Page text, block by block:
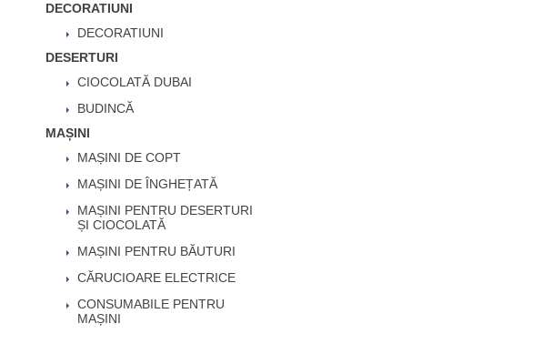
DECORATIUNI
DECORATIUNI
DESERTURI
CIOCOLATĂ DUBAI
BUDINCĂ
MAȘINI
MAȘINI DE COPT
MAȘINI DE ÎNGHEȚATĂ
MAȘINI PENTRU DESERTURI
ȘI CIOCOLATĂ
MAȘINI PENTRU BĂUTURI
CĂRUCIOARE ELECTRICE
CONSUMABILE PENTRU
MAȘINI